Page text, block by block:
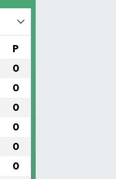
P
0
0
0
0
0
0